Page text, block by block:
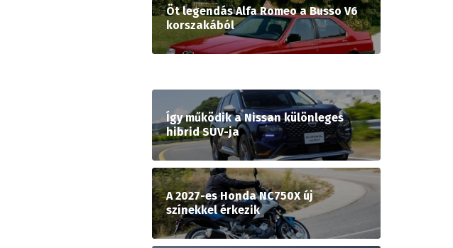
Öt legendás Alfa Romeo a Busso V6
korszakából
Így működik a Nissan különleges
hibrid SUV-ja
A 2027-es Honda NC750X új
színekkel érkezik